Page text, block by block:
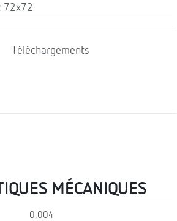
72x72
Téléchargements
MÉCANIQUES
0,004